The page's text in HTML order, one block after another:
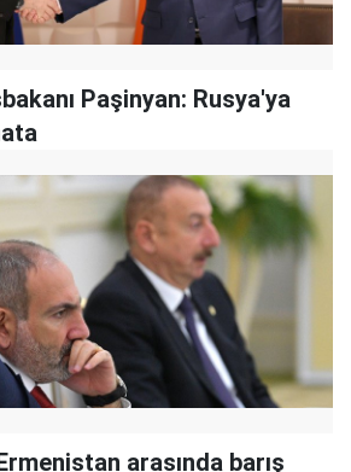
Paşinyan: Rusya'ya
arasında barış